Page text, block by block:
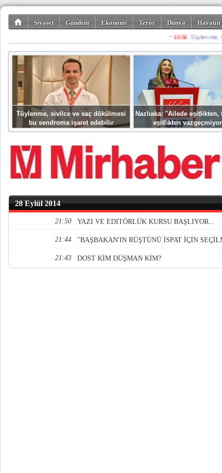
Siyaset Gündem Ekonomi Terör Dünya
Spor Misafir
Tüylenme, sivilce ve saç dökülmesi
bu sendroma işaret edebilir
Nazlıaka: ''Ailede eşitlikten,
eşitlikten
28 Eylül 2014
21:50 YAZI VE EDITÖRLÜK KURSU BAŞLIYOR...
21:44 ''BAŞBAKAN'IN RÜŞTÜNÜ İSPAT İÇİN
21:43 DOST KİM DÜŞMAN KİM?